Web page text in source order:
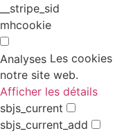
__stripe_sid
mhcookie
Analyses Les
notre site web.
Afficher les détails
sbjs_current
sbjs_current_add